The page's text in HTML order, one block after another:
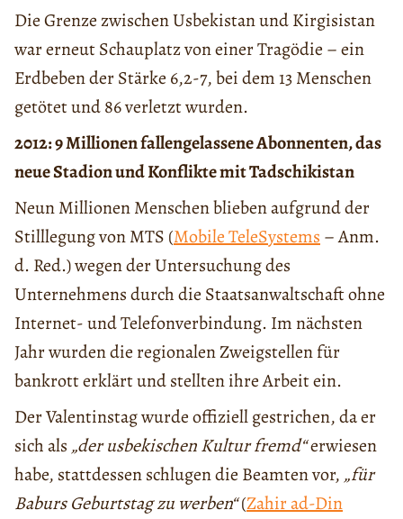
Die Grenze zwischen Usbekistan und Kirgisistan
war erneut Schauplatz von einer Tragödie – ein
Erdbeben der Stärke 6,2-7, bei dem 13 Menschen
getötet und 86 verletzt wurden.
2012: 9 Millionen fallengelassene Abonnenten, das
neue Stadion und Konflikte mit Tadschikistan
Neun Millionen Menschen blieben aufgrund der
Stilllegung von MTS (Mobile TeleSystems– Anm.
d. Red.) wegen der Untersuchung des
Unternehmens durch die Staatsanwaltschaft ohne
Internet- und Telefonverbindung. Im nächsten
Jahr wurden die regionalen Zweigstellen für
bankrott erklärt und stellten ihre Arbeit ein.
Der Valentinstag wurde offiziell gestrichen, da er
sich als„der usbekischen Kultur fremd“erwiesen
habe, stattdessen schlugen die Beamten vor,„für
Baburs Geburtstag zu werben“(Zahir ad-Din